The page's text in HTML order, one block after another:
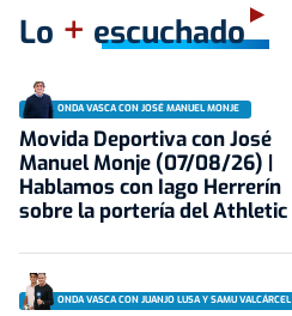
Lo + escuchado
ONDA VASCA CON JOSÉ MANUEL MONJE
Movida Deportiva con José
Manuel Monje (07/08/26) |
Hablamos con Iago Herrerín
sobre la portería del Athletic
ONDA VASCA CON JUANJO LUSA Y SAMU VALCÁRCEL